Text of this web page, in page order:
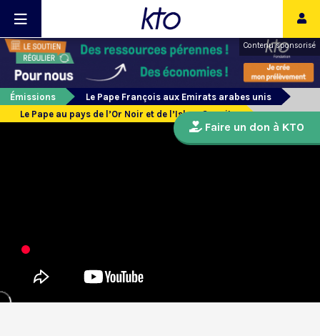
Contenu sponsorisé
Émissions
Le Pape François aux Emirats arabes unis
Le Pape au pays de l’Or Noir et de l’Islam Sunnite
Faire un don à KTO